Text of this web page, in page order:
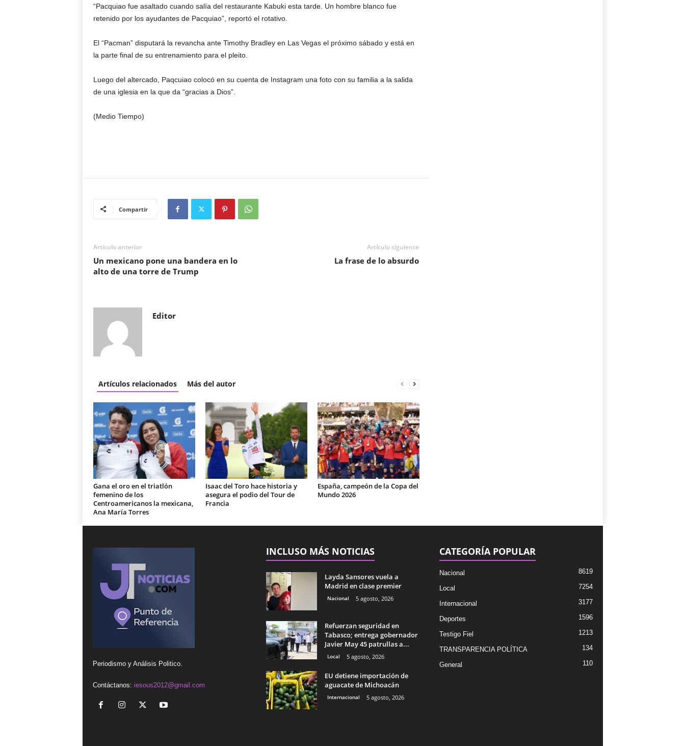
“Pacquiao fue asaltado cuando salía del restaurante Kabuki esta tarde. Un hombre blanco fue
retenido por los ayudantes de Pacquiao”, reportó el rotativo.
El “Pacman” disputará la revancha ante Timothy Bradley en Las Vegas el próximo sábado y está en
la parte final de su entrenamiento para el pleito.
Luego del altercado, Paqcuiao colocó en su cuenta de Instagram una foto con su familia a la salida
de una iglesia en la que da “gracias a Dios”.
(Medio Tiempo)
Compartir
Artículo anterior
Un mexicano pone una bandera en lo
alto de una torre de Trump
Artículo siguiente
La frase de lo absurdo
Editor
Artículos relacionados Más del autor
Gana el oro en el triatlón
femenino de los
Centroamericanos la mexicana,
Ana María Torres
Isaac del Toro hace historia y
asegura el podio del Tour de
Francia
España, campeón de la Copa del
Mundo 2026
Periodismo y Análisis Politico.
Contáctanos: iesous2012@gmail.com
INCLUSO MÁS NOTICIAS
Layda Sansores vuela a
Madrid en clase premier
Nacional 5 agosto, 2026
Refuerzan seguridad en
Tabasco; entrega gobernador
Javier May 45 patrullas a...
Local 5 agosto, 2026
EU detiene importación de
aguacate de Michoacán
Internacional 5 agosto, 2026
CATEGORÍA POPULAR
Nacional 8619
Local 7254
Internacional 3177
Deportes 1596
Testigo Fiel 1213
TRANSPARENCIA POLÍTICA 134
General 110